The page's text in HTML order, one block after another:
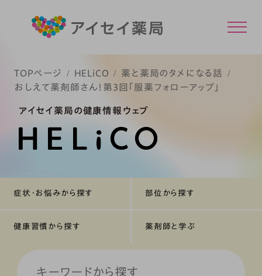
TOPページ HELiCO
薬と薬局のタメになる話
おしえて薬剤師さん！第3回「服薬フォローアップ」
アイセイ薬局の健康情報ウェブ
症状・お悩みから探す 部位から探す
健康習慣から探す 薬剤師と学ぶ